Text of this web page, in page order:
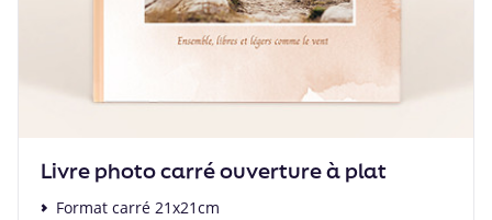
Livre photo carré ouverture à plat
Format carré 21x21cm